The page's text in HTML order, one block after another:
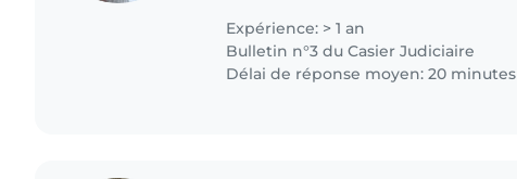
pendant mon temps..
Expérience: > 1 an
Bulletin n°3 du Casier Judiciaire
Délai de réponse moyen: 20 minutes